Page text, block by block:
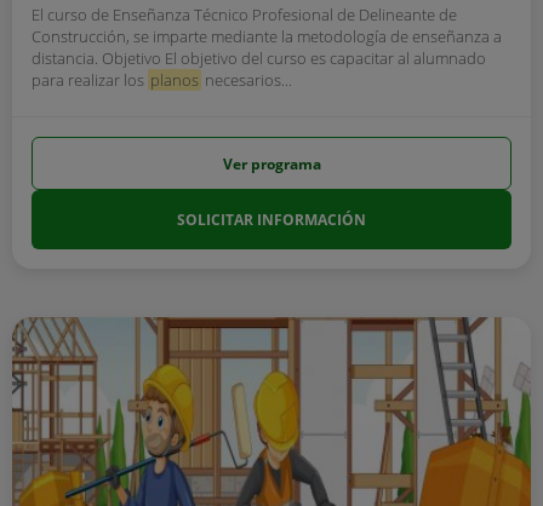
El curso de Enseñanza Técnico Profesional de Delineante de
Construcción, se imparte mediante la metodología de enseñanza a
distancia. Objetivo El objetivo del curso es capacitar al alumnado
para realizar los planos necesarios...
Ver programa
SOLICITAR INFORMACIÓN